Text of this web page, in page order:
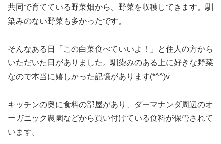
共同で育てている野菜畑から、野菜を収穫してきます。馴
染みのない野菜も多かったです。
そんなある日「この白菜食べていいよ！」と住人の方から
いただいた日がありました。馴染みのある上に好きな野菜
なので本当に嬉しかった記憶があります(*^^)v
キッチンの奥に食料の部屋があり、ダーマナンダ周辺のオ
ーガニック農園などから買い付けている食料が保管されて
います。